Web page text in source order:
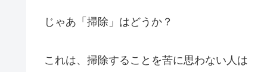
じゃあ「掃除」はどうか？
これは、掃除することを苦に思わない人は